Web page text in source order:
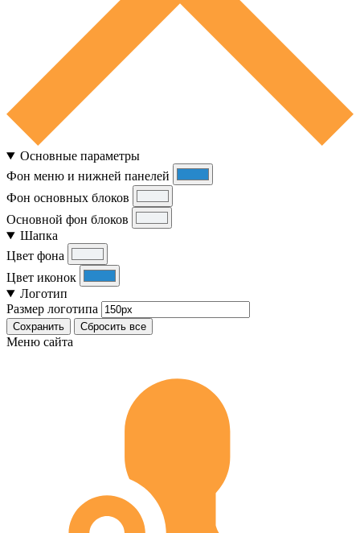
Основные параметры
Фон меню и нижней панелей
Фон основных блоков
Основной фон блоков
Шапка
Цвет фона
Цвет иконок
Логотип
Размер логотипа
Сохранить Сбросить все
Меню сайта